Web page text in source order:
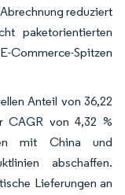
reduziert
paketorientierten
Spitzen
Anteil von 36,22
CAGR von 4,32 %
mit China und
abschaffen.
Lieferungen an